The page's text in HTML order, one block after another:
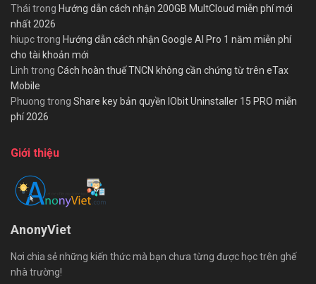
Thái trong Hướng dẫn cách nhận 200GB MultCloud miễn phí mới
nhất 2026
hiupctrong Hướng dẫn cách nhận Google AI Pro 1 năm miễn phí
cho tài khoản mới
Linh trong Cách hoàn thuế TNCN không cần chứng từ trên eTax
Mobile
Phuong trong Share key bản quyền IObit Uninstaller 15 PRO miễn
phí 2026
Giới thiệu
AnonyViet
Nơi chia sẻ những kiến thức mà bạn chưa từng được học trên ghế
nhà trường!